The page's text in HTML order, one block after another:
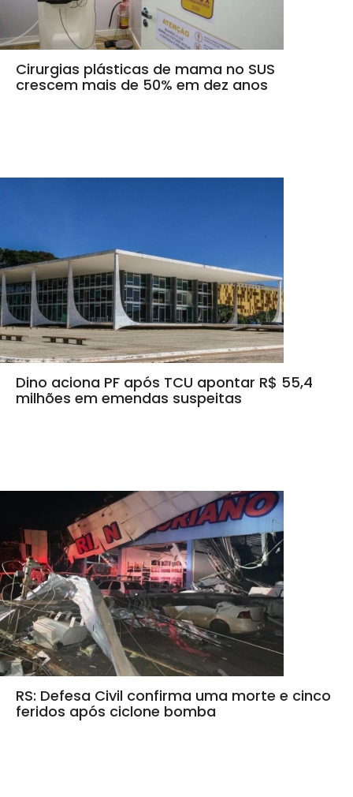
Cirurgias plásticas de mama no SUS
crescem mais de 50% em dez anos
Dino aciona PF após TCU apontar R$ 55,4
milhões em emendas suspeitas
RS: Defesa Civil confirma uma morte e cinco
feridos após ciclone bomba